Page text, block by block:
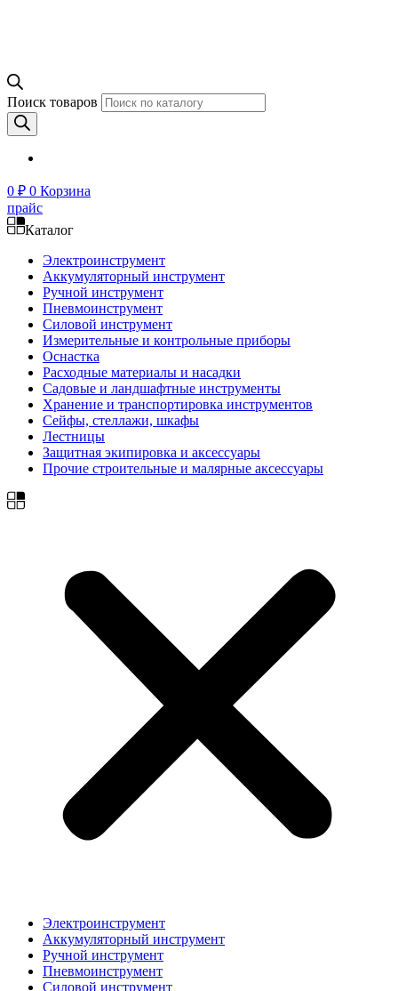
Поиск товаров
0 ₽ 0 Корзина
прайс
Каталог
Электроинструмент
Аккумуляторный инструмент
Ручной инструмент
Пневмоинструмент
Силовой инструмент
Измерительные и контрольные приборы
Оснастка
Расходные материалы и насадки
Садовые и ландшафтные инструменты
Хранение и транспортировка инструментов
Сейфы, стеллажи, шкафы
Лестницы
Защитная экипировка и аксессуары
Прочие строительные и малярные аксессуары
Электроинструмент
Аккумуляторный инструмент
Ручной инструмент
Пневмоинструмент
Силовой инструмент